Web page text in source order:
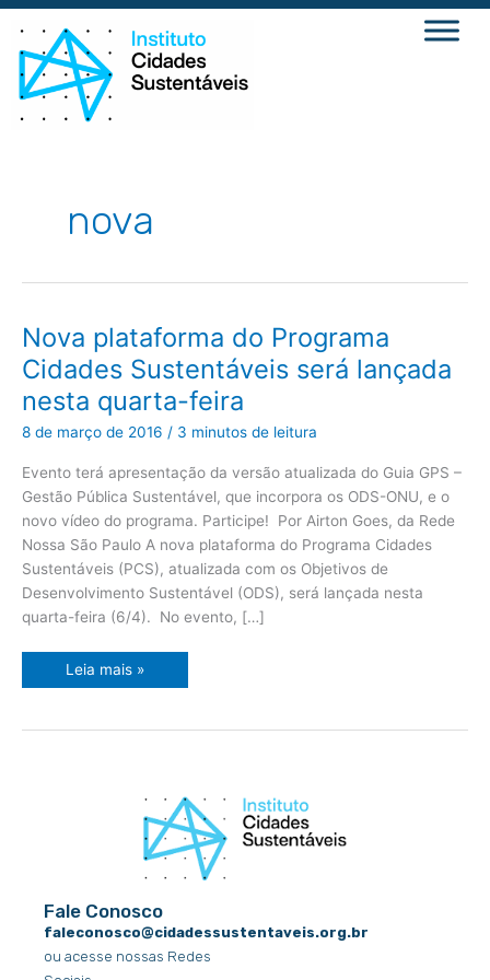
Ir
para
conteúdo
nova
Nova plataforma do Programa
Cidades Sustentáveis será lançada
nesta quarta-feira
8 de março de 2016 / 3 minutos de leitura
Evento terá apresentação da versão atualizada do Guia GPS –
Gestão Pública Sustentável, que incorpora os ODS-ONU, e o
novo vídeo do programa. Participe! Por Airton Goes, da Rede
Nossa São Paulo A nova plataforma do Programa Cidades
Sustentáveis (PCS), atualizada com os Objetivos de
Desenvolvimento Sustentável (ODS), será lançada nesta
quarta-feira (6/4). No evento, […]
plataforma
Programa
Cidades
Sustentáveis
será
lançada
nesta
feira
Leia mais »
Fale Conosco
faleconosco@cidadessustentaveis.org.br
ou acesse nossas Redes